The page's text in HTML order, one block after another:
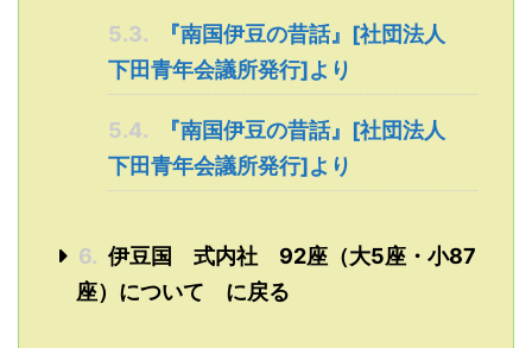
5.3.
『南国伊豆の昔話』[社団法人
下田青年会議所発行]より
5.4.
『南国伊豆の昔話』[社団法人
下田青年会議所発行]より
6. 伊豆国 式内社 92座（大5座・小87
座）について に戻る